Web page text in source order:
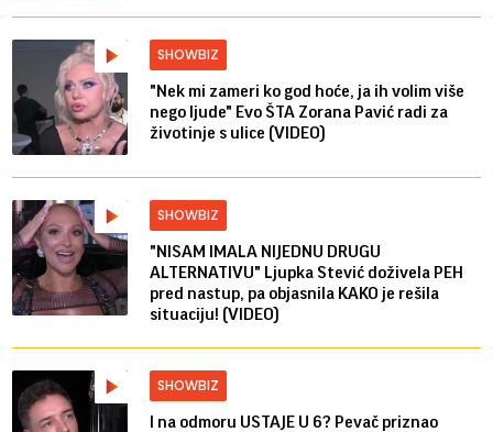
SHOWBIZ
"Nek mi zameri ko god hoće, ja ih volim više
nego ljude" Evo ŠTA Zorana Pavić radi za
životinje s ulice (VIDEO)
SHOWBIZ
"NISAM IMALA NIJEDNU DRUGU
ALTERNATIVU" Ljupka Stević doživela PEH
pred nastup, pa objasnila KAKO je rešila
situaciju! (VIDEO)
SHOWBIZ
I na odmoru USTAJE U 6? Pevač priznao